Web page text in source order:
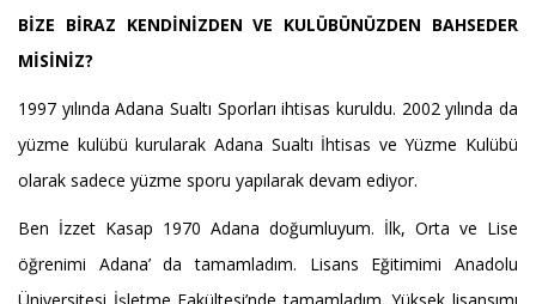
BİZE BİRAZ KENDİNİZDEN VE KULÜBÜNÜZDEN BAHSEDER
MİSİNİZ?
1997 yılında Adana Sualtı Sporları ihtisas kuruldu. 2002 yılında da
yüzme kulübü kurularak Adana Sualtı İhtisas ve Yüzme Kulübü
olarak sadece yüzme sporu yapılarak devam ediyor.
Ben İzzet Kasap 1970 Adana doğumluyum. İlk, Orta ve Lise
öğrenimi Adana’ da tamamladım. Lisans Eğitimimi Anadolu